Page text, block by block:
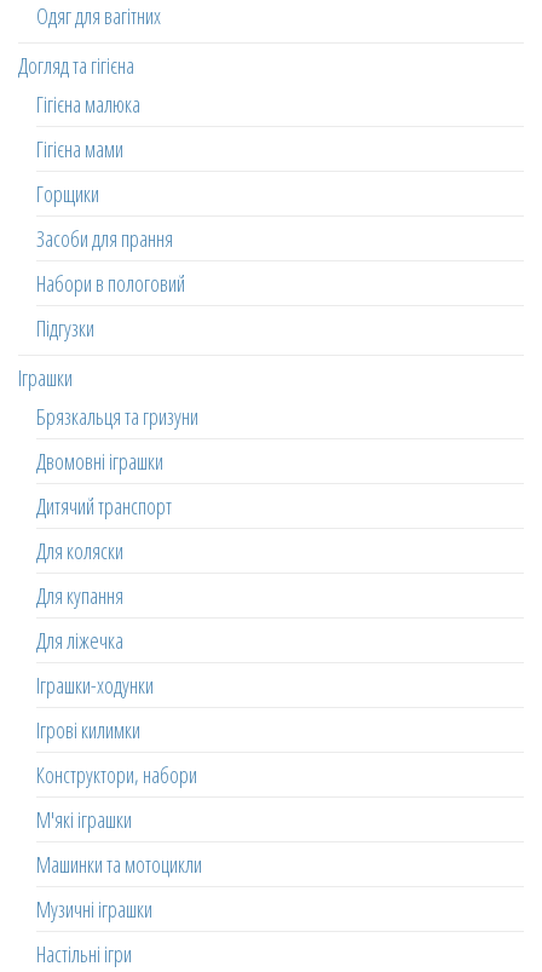
Одяг для вагітних
Догляд та гігієна
Гігієна малюка
Гігієна мами
Горщики
Засоби для прання
Набори в пологовий
Підгузки
Іграшки
Брязкальця та гризуни
Двомовні іграшки
Дитячий транспорт
Для коляски
Для купання
Для ліжечка
Іграшки-ходунки
Ігрові килимки
Конструктори, набори
М'які іграшки
Машинки та мотоцикли
Музичні іграшки
Настільні ігри